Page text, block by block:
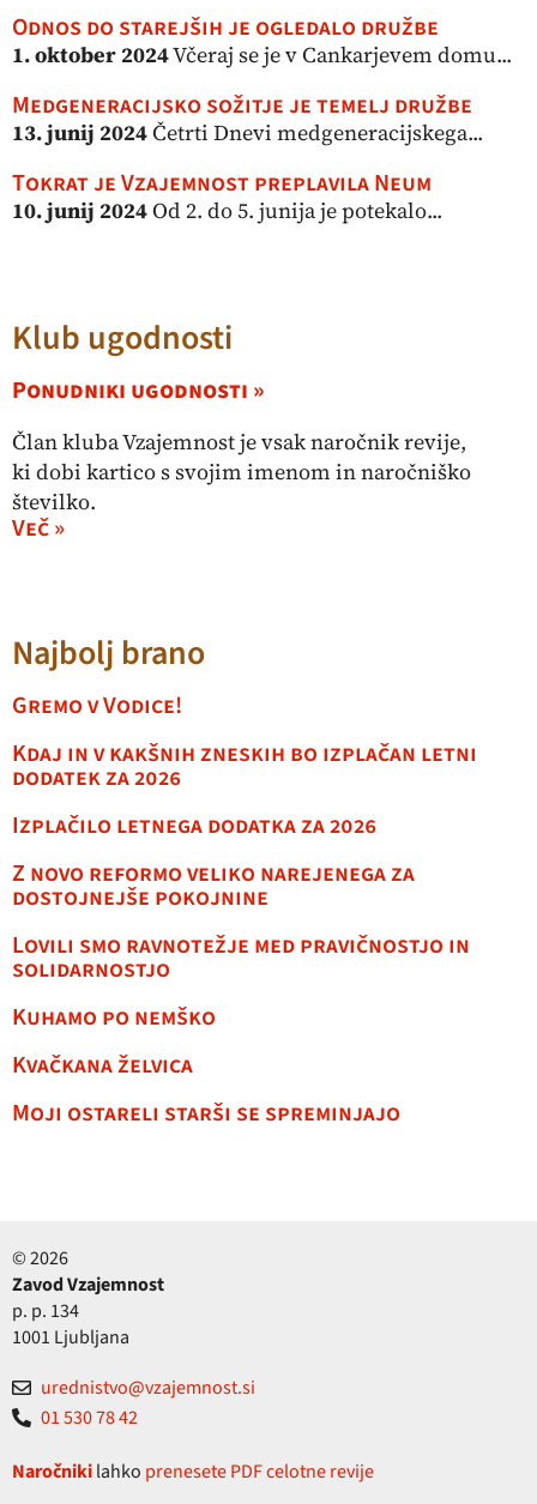
Odnos do starejših je ogledalo družbe
1. oktober 2024Včeraj se je v Cankarjevem domu...
Medgeneracijsko sožitje je temelj družbe
13. junij 2024Četrti Dnevi medgeneracijskega...
Tokrat je Vzajemnost preplavila Neum
10. junij 2024Od 2. do 5. junija je potekalo...
Klub ugodnosti
Ponudniki ugodnosti »
Član kluba Vzajemnost je vsak naročnik revije,
ki dobi kartico s svojim imenom in naročniško
številko.
Več »
Najbolj brano
Gremo v Vodice!
Kdaj in v kakšnih zneskih bo izplačan letni
dodatek za 2026
Izplačilo letnega dodatka za 2026
Z novo reformo veliko narejenega za
dostojnejše pokojnine
Lovili smo ravnotežje med pravičnostjo in
solidarnostjo
Kuhamo po nemško
Kvačkana želvica
Moji ostareli starši se spreminjajo
© 2026
Zavod Vzajemnost
p. p. 134
1001 Ljubljana
urednistvo@vzajemnost.si
01 530 78 42
Naročnikilahko prenesete PDF celotne revije